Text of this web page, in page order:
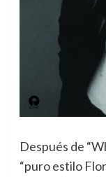
Después de
“puro estilo